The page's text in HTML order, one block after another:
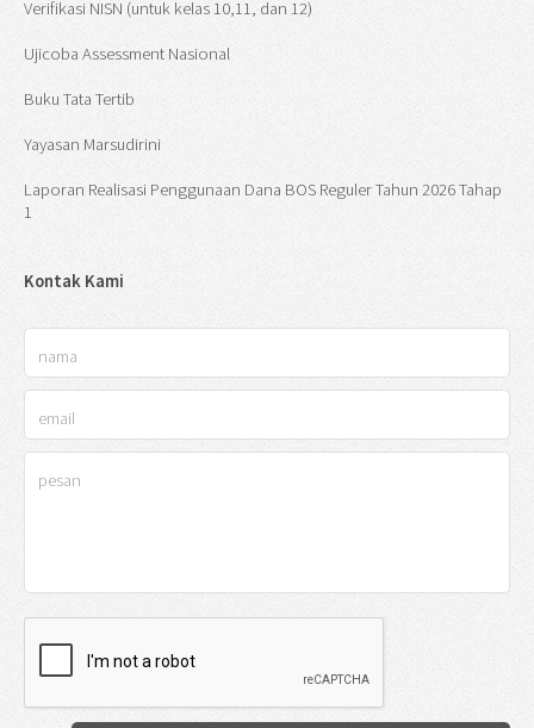
Verifikasi NISN (untuk kelas 10,11, dan 12)
Ujicoba Assessment Nasional
Buku Tata Tertib
Yayasan Marsudirini
Laporan Realisasi Penggunaan Dana BOS Reguler Tahun 2026 Tahap
1
Kontak Kami